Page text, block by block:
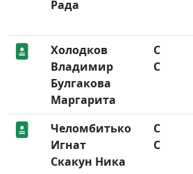
Рада
Холодков
Владимир
Булгакова
Маргарита
C
C
Челомбитько
Игнат
Скакун Ника
C
C